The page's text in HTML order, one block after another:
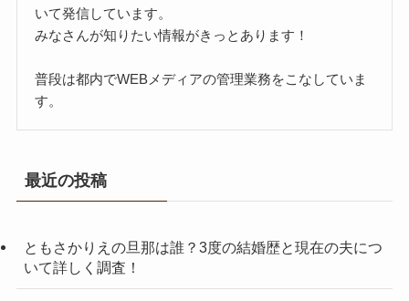
いて発信しています。
みなさんが知りたい情報がきっとあります！
普段は都内でWEBメディアの管理業務をこなしていま
す。
最近の投稿
ともさかりえの旦那は誰？3度の結婚歴と現在の夫につ
いて詳しく調査！